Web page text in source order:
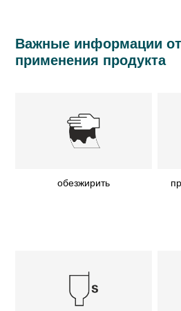
Важные информации
применения продукта
обезжирить